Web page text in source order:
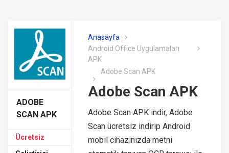
ADOBE
SCAN APK
Ücretsiz
Anasayfa
Android Office Uygulamaları
APK
Adobe Scan APK
Adobe Scan APK
Adobe Scan APK indir, Adobe
Scan ücretsiz indirip Android
mobil cihazınızda metni